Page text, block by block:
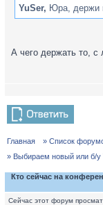
YuSer, Юра, держи
А чего держать то, с
Главная » Список
» Выбираем новый или б/у
Кто сейчас на
Сейчас этот форум